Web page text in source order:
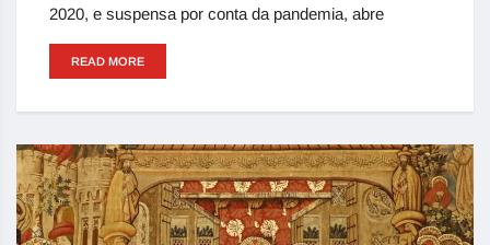
2020, e suspensa por conta da pandemia, abre
READ MORE